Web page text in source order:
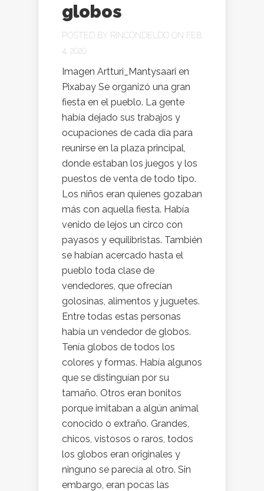
globos
POSTED BY RINCONDELDO ON FEB
4, 2020
Imagen Artturi_Mantysaari en
Pixabay Se organizó una gran
fiesta en el pueblo. La gente
había dejado sus trabajos y
ocupaciones de cada día para
reunirse en la plaza principal,
donde estaban los juegos y los
puestos de venta de todo tipo.
Los niños eran quienes gozaban
más con aquella fiesta. Había
venido de lejos un circo con
payasos y equilibristas. También
se habían acercado hasta el
pueblo toda clase de
vendedores, que ofrecían
golosinas, alimentos y juguetes.
Entre todas estas personas
había un vendedor de globos.
Tenía globos de todos los
colores y formas. Había algunos
que se distinguían por su
tamaño. Otros eran bonitos
porque imitaban a algún animal
conocido o extraño. Grandes,
chicos, vistosos o raros, todos
los globos eran originales y
ninguno se parecía al otro. Sin
embargo, eran pocas las